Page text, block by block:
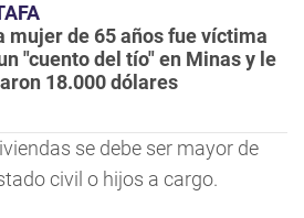
mujer de 65 años fue víctima
"cuento del tío" en Minas y le
18.000 dólares
se debe ser mayor de
civil o hijos a cargo.